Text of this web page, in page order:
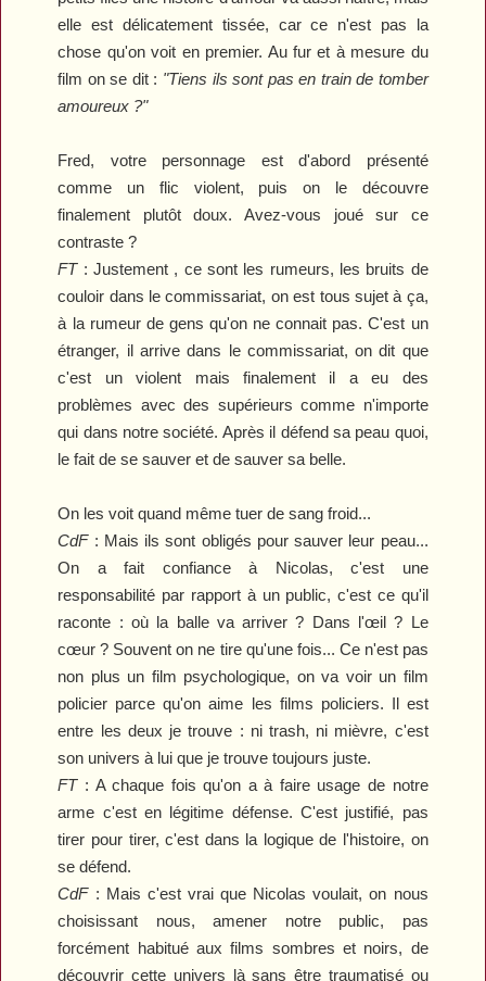
elle est délicatement tissée, car ce n'est pas la
chose qu'on voit en premier. Au fur et à mesure du
film on se dit : "Tiens ils sont pas en train de tomber
amoureux ?"
Fred, votre personnage est d'abord présenté
comme un flic violent, puis on le découvre
finalement plutôt doux. Avez-vous joué sur ce
contraste ?
FT: Justement , ce sont les rumeurs, les bruits de
couloir dans le commissariat, on est tous sujet à ça,
à la rumeur de gens qu'on ne connait pas. C'est un
étranger, il arrive dans le commissariat, on dit que
c'est un violent mais finalement il a eu des
problèmes avec des supérieurs comme n'importe
qui dans notre société. Après il défend sa peau quoi,
le fait de se sauver et de sauver sa belle.
On les voit quand même tuer de sang froid...
CdF : Mais ils sont obligés pour sauver leur peau...
On a fait confiance à Nicolas, c'est une
responsabilité par rapport à un public, c'est ce qu'il
raconte : où la balle va arriver ? Dans l'œil ? Le
cœur ? Souvent on ne tire qu'une fois... Ce n'est pas
non plus un film psychologique, on va voir un film
policier parce qu'on aime les films policiers. Il est
entre les deux je trouve : ni trash, ni mièvre, c'est
son univers à lui que je trouve toujours juste.
FT: A chaque fois qu'on a à faire usage de notre
arme c'est en légitime défense. C'est justifié, pas
tirer pour tirer, c'est dans la logique de l'histoire, on
se défend.
CdF : Mais c'est vrai que Nicolas voulait, on nous
choisissant nous, amener notre public, pas
forcément habitué aux films sombres et noirs, de
découvrir cette univers là sans être traumatisé ou